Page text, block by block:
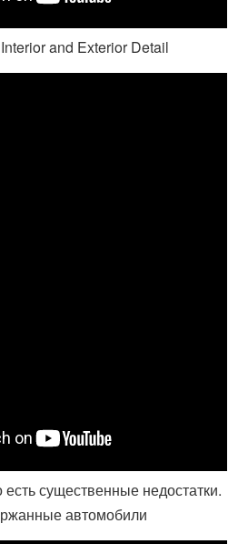
and Exterior Detail
существенные недостатки.
автомобили